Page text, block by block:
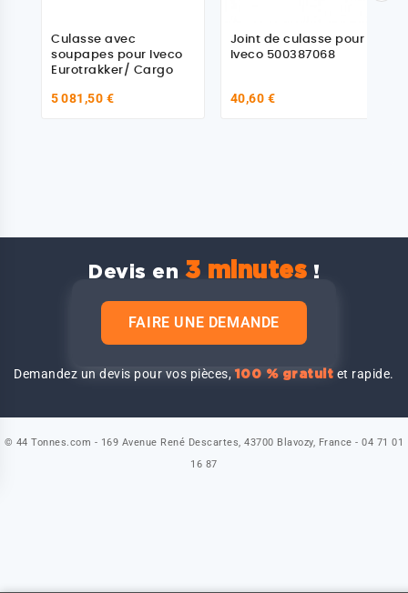
Culasse avec
soupapes pour Iveco
Eurotrakker/ Cargo
5 081,50 €
Joint de culasse pour
Iveco 500387068
40,60 €
Devis en 3 minutes !
FAIRE UNE DEMANDE
Demandez un devis pour vos pièces,100 % gratuit et rapide.
© 44 Tonnes.com - 169 Avenue René Descartes, 43700 Blavozy, France - 04 71 01
16 87